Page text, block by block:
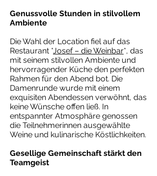
Genussvolle Stunden in stilvollem
Ambiente
Die Wahl der Location fiel auf das
Restaurant *Josef – die Weinbar*, das
mit seinem stilvollen Ambiente und
hervorragender Küche den perfekten
Rahmen für den Abend bot. Die
Damenrunde wurde mit einem
exquisiten Abendessen verwöhnt, das
keine Wünsche offen ließ. In
entspannter Atmosphäre genossen
die Teilnehmerinnen ausgewählte
Weine und kulinarische Köstlichkeiten.
Gesellige Gemeinschaft stärkt den
Teamgeist